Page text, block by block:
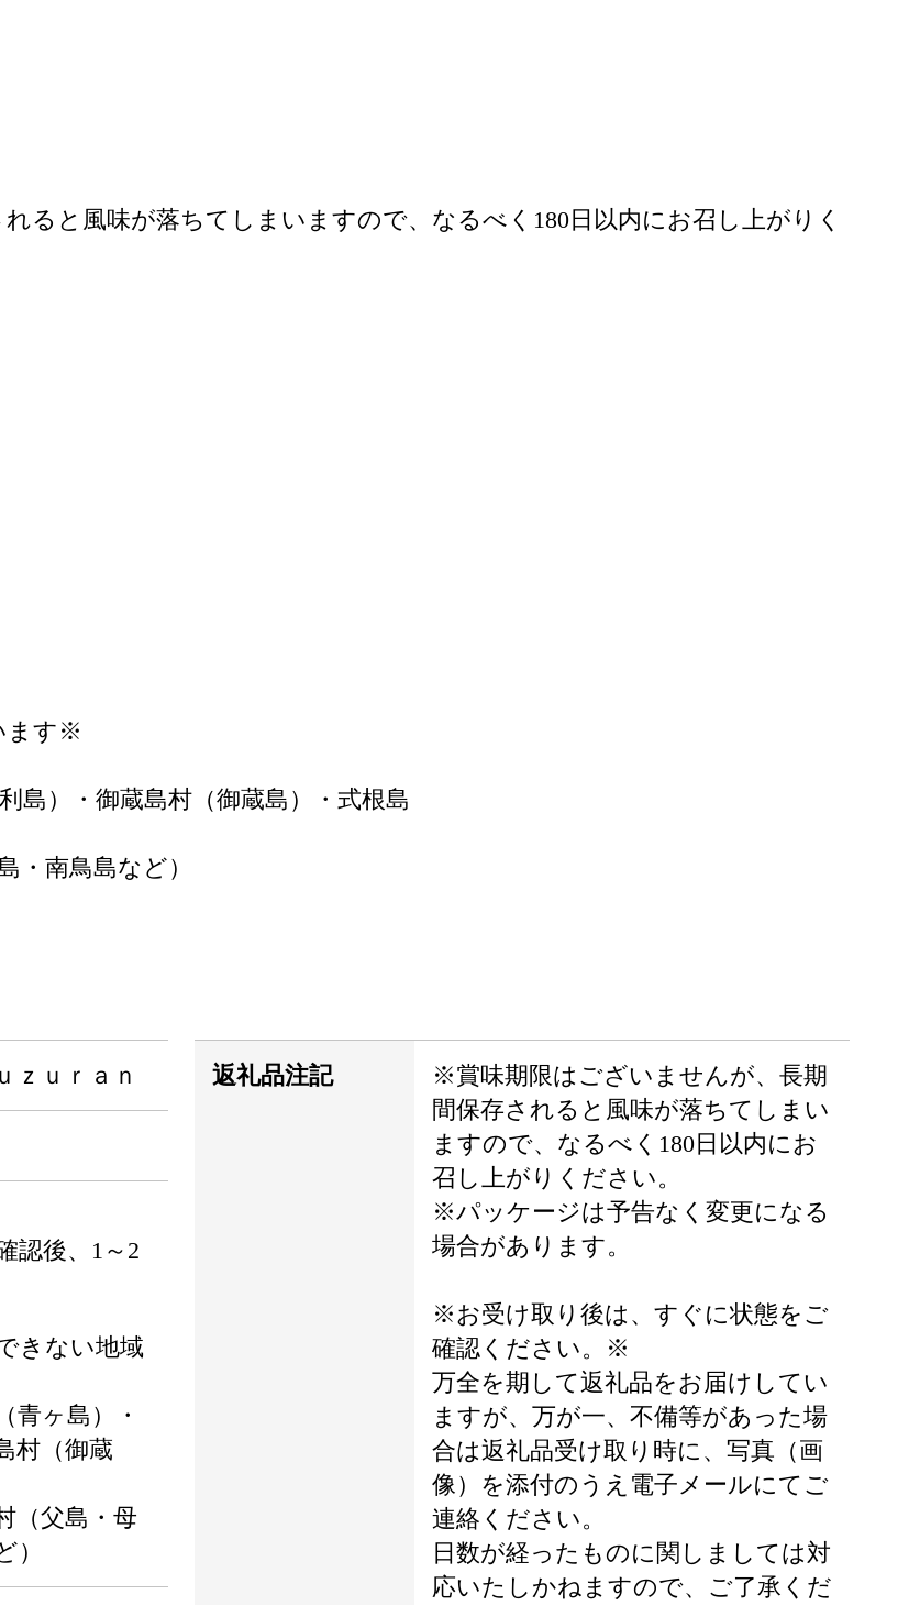
ると風味が落ちてしまいますので、なるべく180日以内にお召し上がりく
ます※
島）・御蔵島村（御蔵島）・式根島
・南鳥島など）
ｕｒａｎ
認後、1～2
きない地域
青ヶ島）・
村（御蔵
（父島・母
）
返礼品注記
※賞味期限はございませんが、長期
間保存されると風味が落ちてしまい
ますので、なるべく180日以内にお
召し上がりください。
※パッケージは予告なく変更になる
場合があります。
※お受け取り後は、すぐに状態をご
確認ください。※
万全を期して返礼品をお届けしてい
ますが、万が一、不備等があった場
合は返礼品受け取り時に、写真（画
像）を添付のうえ電子メールにてご
連絡ください。
日数が経ったものに関しましては対
応いたしかねますので、ご了承くだ